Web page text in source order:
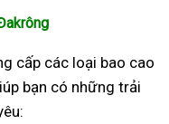
cấp các loại bao cao
bạn có những trải